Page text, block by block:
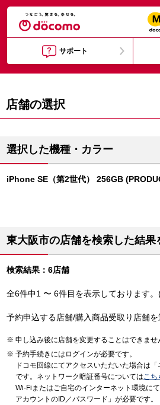
サポート
店舗の選択
選択した機種・カラー
iPhone SE（第2世代） 256GB
東大阪市の店舗を検索した結果
検索結果：6店舗
全6件中1 〜 6件目を表示しております
予約申込する店舗/購入商品受取り店舗を
申し込み後に店舗を変更することはできませ
予約手続きにはログインが必要です。
ドコモ回線にてアクセスいただいた場合は
です。ネットワーク暗証番号についてはこち
Wi-Fiまたはご自宅のインターネット環境に
アカウントのID／パスワード」が必要です